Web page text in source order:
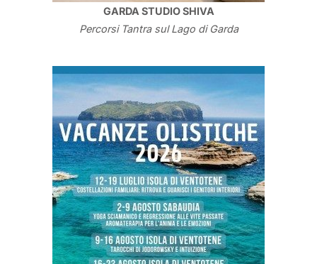
GARDA STUDIO SHIVA
Percorsi Tantra sul Lago di Garda